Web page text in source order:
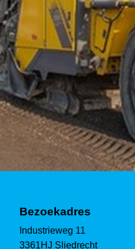
Bezoekadres
Industrieweg 11
3361HJ Sliedrecht